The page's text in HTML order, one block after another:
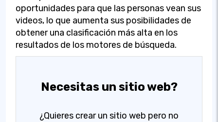
oportunidades para que las personas vean sus
videos, lo que aumenta sus posibilidades de
obtener una clasificación más alta en los
resultados de los motores de búsqueda.
Necesitas un sitio web?
¿Quieres crear un sitio web pero no